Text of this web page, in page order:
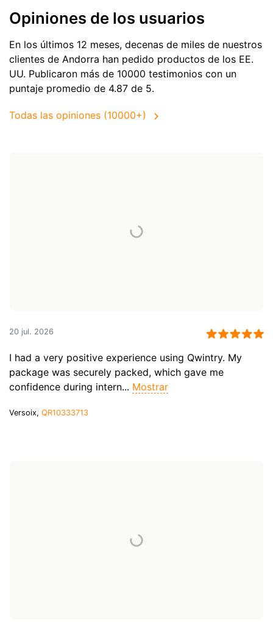
Opiniones de los usuarios
En los últimos 12 meses, decenas de miles de nuestros
clientes de Andorra han pedido productos de los EE.
UU. Publicaron más de 10000 testimonios con un
puntaje promedio de 4.87 de 5.
Todas las opiniones (10000+)
20 jul. 2026
I had a very positive experience using Qwintry. My
package was securely packed, which gave me
confidence during intern... Mostrar
Versoix, QR10333713